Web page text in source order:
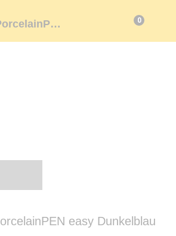
HOBBY LINE PorcelainPEN easy Dunkelblau 0
easy Dunkelblau